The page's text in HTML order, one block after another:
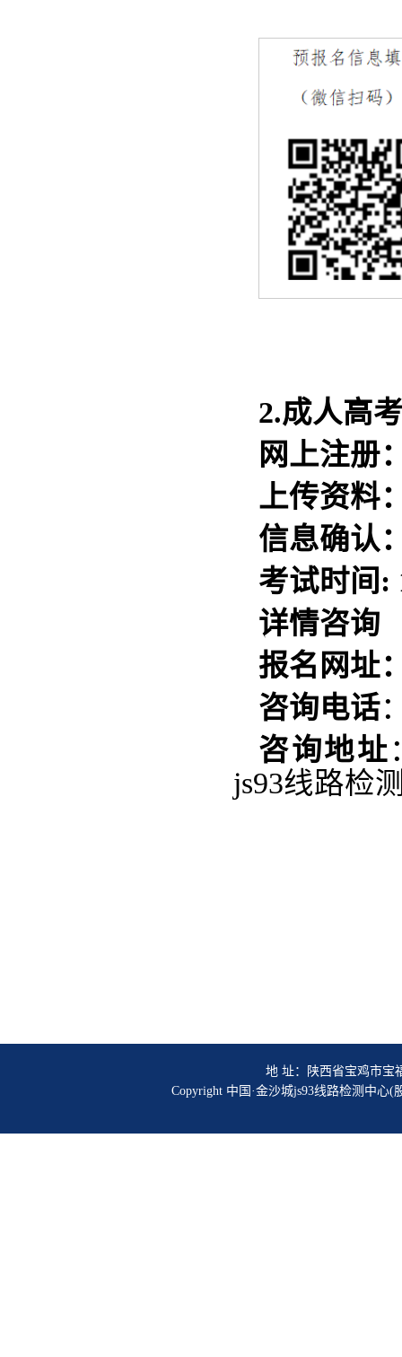
2.成人高
网上注册
上传资料
信息确认
考试时间:
详情咨询
报名网址
咨询电话
咨询地址
js93线路检
地 址：陕西省宝鸡市宝
Copyright 中国·金沙城js93线路检测中心(